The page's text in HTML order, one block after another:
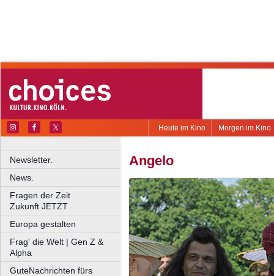
Morgen im Kino
Heute im Kino
Newsletter.
News.
Fragen der Zeit
Zukunft JETZT
Europa gestalten
Frag' die Welt | Gen Z &
Alpha
GuteNachrichten fürs
Angelo